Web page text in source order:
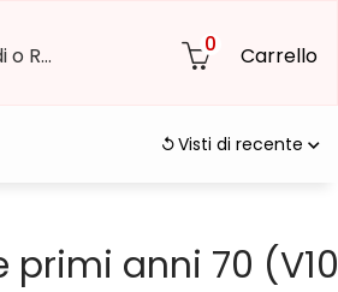
Accedi o Registrati 0 Carrello
Visti di recente
primi anni 70